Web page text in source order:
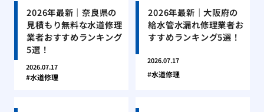
2026年最新｜奈良県の
見積もり無料な水道修理
業者おすすめランキング
5選！
2026.07.17
水道修理
2026年最新｜大阪府の
給水管水漏れ修理業者お
すすめランキング5選！
2026.07.17
水道修理